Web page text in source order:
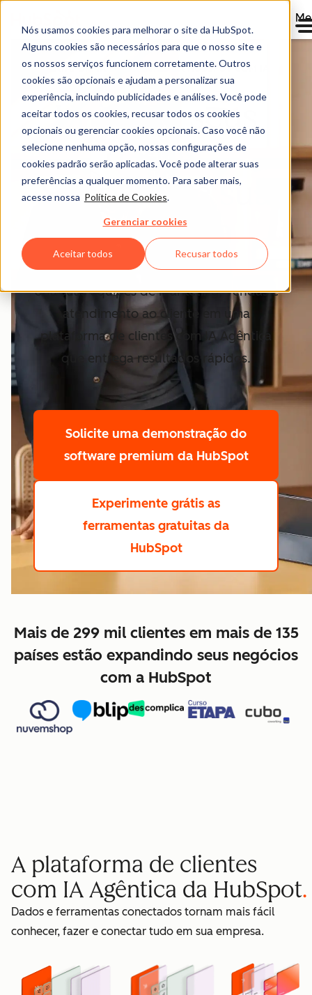
Nós usamos cookies para melhorar o site da HubSpot.
Alguns cookies são necessários para que o nosso site e
os nossos serviços funcionem corretamente. Outros
cookies são opcionais e ajudam a personalizar sua
experiência, incluindo publicidades e análises. Você pode
aceitar todos os cookies, recusar todos os cookies
opcionais ou gerenciar cookies opcionais. Caso você não
selecione nenhuma opção, nossas configurações de
cookies padrão serão aplicadas. Você pode alterar suas
preferências a qualquer momento. Para saber mais,
acesse nossa Política de Cookies.
Gerenciar cookies
Aceitar todos Recusar todos
PLATAFORMA DE CLIENTES DA HUBSPOT COM IA
AGÊNTICA
Unifique seus
dados.
Simplifique sua
tecnologia
Una suas equipes de marketing, vendas e
atendimento ao cliente em uma
plataforma de clientes com IA Agêntica
que entrega resultados rápidos.
Solicite uma demonstração do
software premium da HubSpot
Experimente grátis as
ferramentas gratuitas da
HubSpot
Mais de 299 mil clientes em mais de 135
países estão expandindo seus negócios
com a HubSpot
A plataforma de clientes
com IA Agêntica da HubSpot
Dados e ferramentas conectados tornam mais fácil
conhecer, fazer e conectar tudo em sua empresa.